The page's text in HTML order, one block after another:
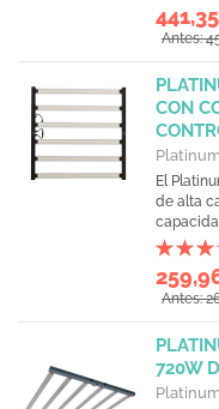
441,35
Antes:
CON
El
de alta
Antes:
720W